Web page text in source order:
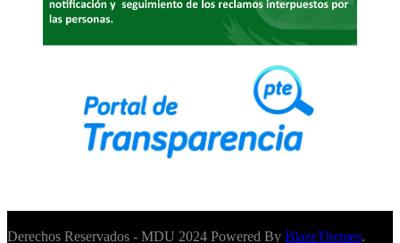
Derechos Reservados - MDU 2024 Powered By BlazeThemes.